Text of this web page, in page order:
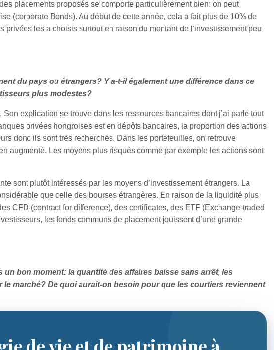
placements proposés se comporte particulièrement bien: on peut
(corporate Bonds). Au début de cette année, cela a fait plus de 10% de
les a choisis surtout en raison du montant de l’investissement peu
du pays ou étrangers? Y a-t-il également une différence dans ce
plus modestes?
explication se trouve dans les ressources bancaires dont j’ai parlé tout
privées hongroises est en dépôts bancaires, la proportion des actions
donc ils sont très recherchés. Dans les portefeuilles, on retrouve
augmenté. Les moyens plus risqués comme par exemple les actions sont
sont plutôt intéressés par les moyens d’investissement étrangers. La
que celle des bourses étrangères. En raison de la liquidité plus
CFD (contract for difference), des certificates, des ETF (Exchange-traded
les fonds communs de placement jouissent d’une grande
bon moment: la quantité des affaires baisse sans arrêt, les
marché? De quoi aurait-on besoin pour que les courtiers reviennent